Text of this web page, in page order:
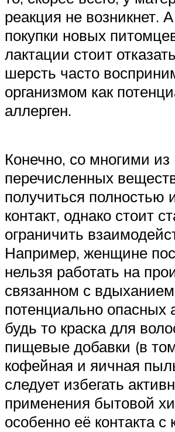
реакция не возникнет.
покупки новых
лактации стоит
шерсть часто
организмом как
аллерген.
Конечно, со многими из
перечисленных
получиться полностью
контакт, однако стоит
ограничить
Например, женщине
нельзя работать на
связанном с вдыханием
потенциально опасных
будь то краска для
пищевые добавки (в
кофейная и яичная
следует избегать
применения бытовой
особенно её контакта с